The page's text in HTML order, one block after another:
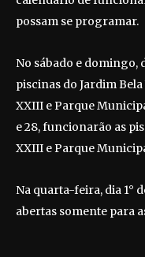
possam se programar.
No sábado e domingo,
piscinas do Jardim Bela
XXIII e Parque
e 28, funcionarão as
XXIII e Parque
Na quarta-feira, dia 1°
abertas somente para